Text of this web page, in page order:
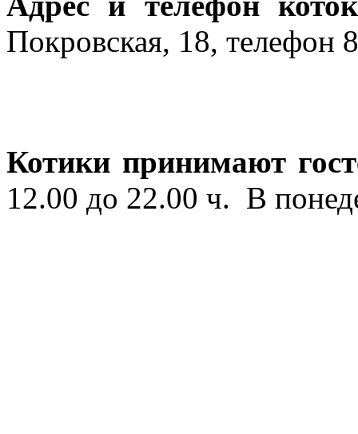
Покровская, 18, телефон
Котики принимают
12.00 до 22.00 ч. В